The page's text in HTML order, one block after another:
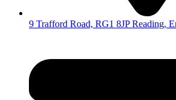
9 Trafford Road, RG1 8JP Reading,